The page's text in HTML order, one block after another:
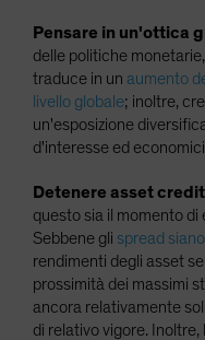
Pensare in un'ottica
delle politiche
traduce in un aumento
livello globale; inoltre,
un'esposizione
d'interesse ed
Detenere asset
questo sia il momento
Sebbene gli spread
rendimenti degli asset
prossimità dei massimi
ancora relativamente
di relativo vigore.